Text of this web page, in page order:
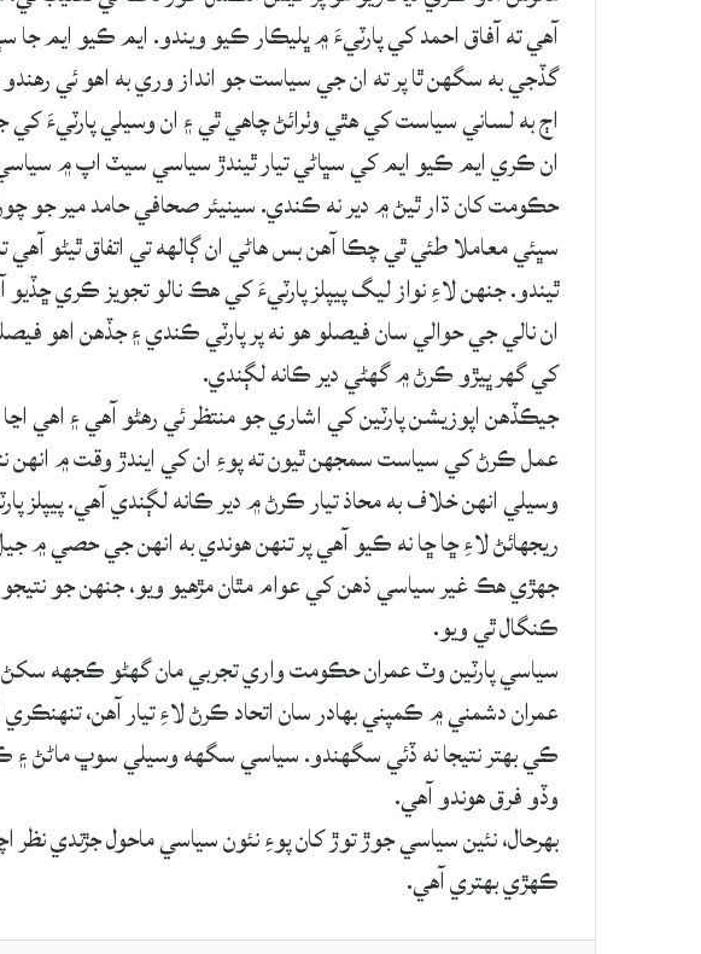
آهي ته آفاق احمد کي پارٽيءَ ۾ ڀليڪار ڪيو ويندو. ايم ڪيو ايم جا
گڏجي به سگهن ٿا پر ته ان جي سياست جو انداز وري به اهو ئي
اڄ به لساني سياست کي هٿي وٺرائڻ چاهي ٿي ۽ ان وسيلي پارٽيءَ
ان ڪري ايم ڪيو ايم کي سڀاڻي تيار ٿيندڙ سياسي سيٽ اپ ۾
حڪومت کان ڌار ٿيڻ ۾ دير نه ڪندي. سينيئر صحافي حامد مير جو چوڻ
سڀئي معاملا طئي ٿي چڪا آهن بس هاڻي ان ڳالهه تي اتفاق ٿيڻو
ٿيندو. جنهن لاءِ نواز ليگ پيپلز پارٽيءَ کي هڪ نالو تجويز ڪري
ان نالي جي حوالي سان فيصلو هو نه پر پارٽي ڪندي ۽ جڏهن اهو
کي گهر ڀيڙو ڪرڻ ۾ گهڻي دير ڪانه لڳندي.
جيڪڏهن اپوزيشن پارٽين کي اشاري جو منتظر ئي رهڻو آهي ۽ اهي
عمل ڪرڻ کي سياست سمجهن ٿيون ته پوءِ ان کي ايندڙ وقت ۾ انهن
وسيلي انهن خلاف به محاذ تيار ڪرڻ ۾ دير ڪانه لڳندي آهي. پيپلز
ريجهائڻ لاءِ ڇا ڇا نه ڪيو آهي پر تنهن هوندي به انهن جي حصي ۾
جهڙي هڪ غير سياسي ذهن کي عوام مٿان مڙهيو ويو، جنهن جو
ڪنگال ٿي ويو.
سياسي پارٽين وٽ عمران حڪومت واري تجربي مان گهڻو ڪجهه سکڻ
عمران دشمني ۾ ڪمپني بهادر سان اتحاد ڪرڻ لاءِ تيار آهن،
ڪي بهتر نتيجا نه ڏئي سگهندو. سياسي سگهه وسيلي سوڀ ماڻڻ
وڏو فرق هوندو آهي.
بهرحال، نئين سياسي جوڙ توڙ کان پوءِ نئون سياسي ماحول جڙندي
ڪهڙي بهتري آهي.